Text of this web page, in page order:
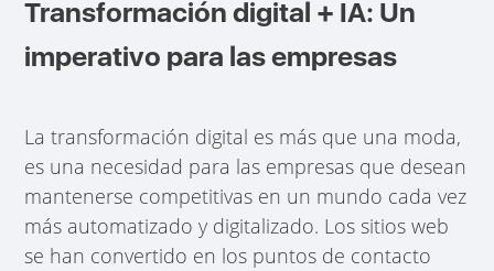
Transformación digital + IA: Un
imperativo para las empresas
La transformación digital es más que una moda,
es una necesidad para las empresas que desean
mantenerse competitivas en un mundo cada vez
más automatizado y digitalizado. Los sitios web
se han convertido en los puntos de contacto